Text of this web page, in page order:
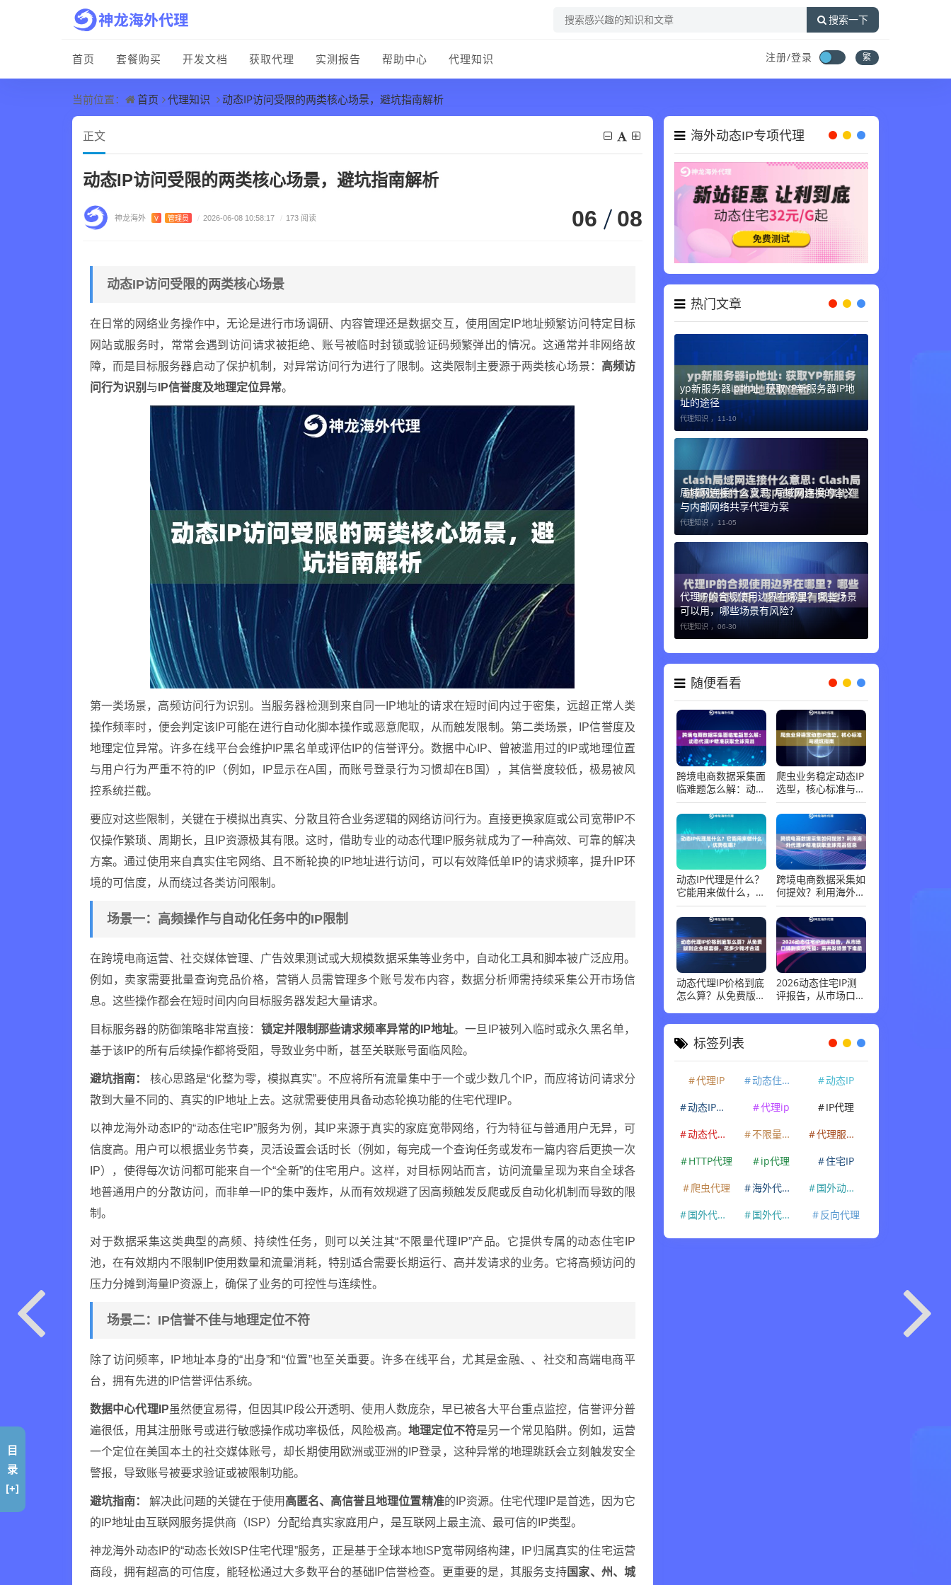
搜索一下
首页 套餐购买 开发文档 获取代理 实测报告 帮助中心 代理知识 注册/登录 繁
当前位置： 首页 代理知识 动态IP访问受限的两类核心场景，避坑指南解析
正文
动态IP访问受限的两类核心场景，避坑指南解析
神龙海外 V 管理员 / 2026-06-08 10:58:17 / 173 阅读 06 08
动态IP访问受限的两类核心场景
在日常的网络业务操作中，无论是进行市场调研、内容管理还是数据交互，使用固定IP地址频繁访问特定目标
网站或服务时，常常会遇到访问请求被拒绝、账号被临时封锁或验证码频繁弹出的情况。这通常并非网络故
障，而是目标服务器启动了保护机制，对异常访问行为进行了限制。这类限制主要源于两类核心场景： 高频访
问行为识别 与 IP信誉度及地理定位异常。
第一类场景，高频访问行为识别。当服务器检测到来自同一IP地址的请求在短时间内过于密集，远超正常人类
操作频率时，便会判定该IP可能在进行自动化脚本操作或恶意爬取，从而触发限制。第二类场景，IP信誉度及
地理定位异常。许多在线平台会维护IP黑名单或评估IP的信誉评分。数据中心IP、曾被滥用过的IP或地理位置
与用户行为严重不符的IP（例如，IP显示在A国，而账号登录行为习惯却在B国），其信誉度较低，极易被风
控系统拦截。
要应对这些限制，关键在于模拟出真实、分散且符合业务逻辑的网络访问行为。直接更换家庭或公司宽带IP不
仅操作繁琐、周期长，且IP资源极其有限。这时，借助专业的动态代理IP服务就成为了一种高效、可靠的解决
方案。通过使用来自真实住宅网络、且不断轮换的IP地址进行访问，可以有效降低单IP的请求频率，提升IP环
境的可信度，从而绕过各类访问限制。
场景一：高频操作与自动化任务中的IP限制
在跨境电商运营、社交媒体管理、广告效果测试或大规模数据采集等业务中，自动化工具和脚本被广泛应用。
例如，卖家需要批量查询竞品价格，营销人员需管理多个账号发布内容，数据分析师需持续采集公开市场信
息。这些操作都会在短时间内向目标服务器发起大量请求。
目标服务器的防御策略非常直接： 锁定并限制那些请求频率异常的IP地址。一旦IP被列入临时或永久黑名单，
基于该IP的所有后续操作都将受阻，导致业务中断，甚至关联账号面临风险。
避坑指南：
核心思路是“化整为零，模拟真实”。不应将所有流量集中于一个或少数几个IP，而应将访问请求分
散到大量不同的、真实的IP地址上去。这就需要使用具备动态轮换功能的住宅代理IP。
以神龙海外动态IP的“动态住宅IP”服务为例，其IP来源于真实的家庭宽带网络，行为特征与普通用户无异，可
信度高。用户可以根据业务节奏，灵活设置会话时长（例如，每完成一个查询任务或发布一篇内容后更换一次
IP），使得每次访问都可能来自一个“全新”的住宅用户。这样，对目标网站而言，访问流量呈现为来自全球各
地普通用户的分散访问，而非单一IP的集中轰炸，从而有效规避了因高频触发反爬或反自动化机制而导致的限
制。
对于数据采集这类典型的高频、持续性任务，则可以关注其“不限量代理IP”产品。它提供专属的动态住宅IP
池，在有效期内不限制IP使用数量和流量消耗，特别适合需要长期运行、高并发请求的业务。它将高频访问的
压力分摊到海量IP资源上，确保了业务的可控性与连续性。
场景二：IP信誉不佳与地理定位不符
除了访问频率，IP地址本身的“出身”和“位置”也至关重要。许多在线平台，尤其是金融、、社交和高端电商平
台，拥有先进的IP信誉评估系统。
数据中心代理IP虽然便宜易得，但因其IP段公开透明、使用人数庞杂，早已被各大平台重点监控，信誉评分普
遍很低，用其注册账号或进行敏感操作成功率极低，风险极高。 地理定位不符是另一个常见陷阱。例如，运营
一个定位在美国本土的社交媒体账号，却长期使用欧洲或亚洲的IP登录，这种异常的地理跳跃会立刻触发安全
警报，导致账号被要求验证或被限制功能。
避坑指南： 解决此问题的关键在于使用 高匿名、高信誉且地理位置精准的IP资源。住宅代理IP是首选，因为它
的IP地址由互联网服务提供商（ISP）分配给真实家庭用户，是互联网上最主流、最可信的IP类型。
神龙海外动态IP的“动态长效ISP住宅代理”服务，正是基于全球本地ISP宽带网络构建，IP归属真实的住宅运营
商段，拥有超高的可信度，能轻松通过大多数平台的基础IP信誉检查。更重要的是，其服务支持国家、州、城
海外动态IP专项代理
热门文章
yp新服务器ip地址: 获取YP新服务器IP地
址的途径
11-10
局域网连接什么意思: 局域网连接的含义
与内部网络共享代理方案
代理IP的合规使用边界在哪里？哪些场景
可以用，哪些场景有风险？
随便看看
跨境电商数据采集面
临难题怎么解：动态
竞品
爬虫业务稳定动态IP
选型，核心标准与避
动态IP代理是什么？
它能用来做什么，优
跨境电商数据采集如
何提效？利用海外代
品信息
动态代理IP价格到底
怎么算？从免费版到
企业级套餐，花多少
钱才合适
2026动态住宅IP测
评报告，从市场口碑
到实际性能：高并发
场景下谁最稳
标签列表
代理IP 动态住宅IP
动态IP
动态IP代理
代理ip
IP代理
动态代理IP
不限量代理IP
代理服务器
HTTP代理
ip代理
住宅IP
爬虫代理
海外代理ip
国外动态IP
国外代理IP
国外代理ip 反向代理
目
录
[+]